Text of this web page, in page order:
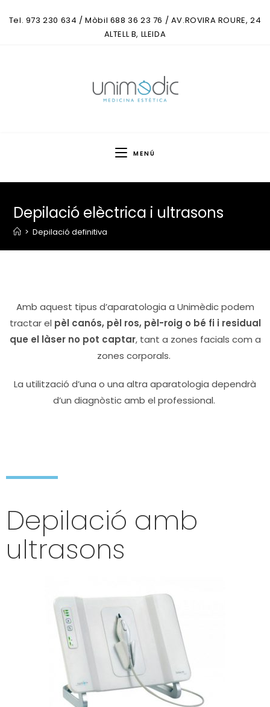
Tel. 973 230 634 / Mòbil 688 36 23 76 / AV.ROVIRA ROURE, 24
ALTELL B, LLEIDA
MENÚ
Depilació elèctrica i ultrasons
> Depilació definitiva
Amb aquest tipus d’aparatologia a Unimèdicpodem
tractar el pèl canós, pèl ros, pèl-roig o bé fi i residual
que el làser no pot captar, tant a zones facials com a
zones corporals.
La utilització d’una o una altra aparatologia dependrà
d’un diagnòstic amb el professional.
Depilació amb
ultrasons